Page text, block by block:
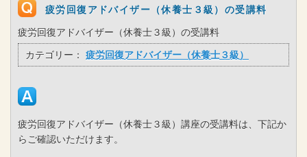
疲労回復アドバイザー（休養士３級）の受講料
疲労回復アドバイザー（休養士３級）の受講料
カテゴリー： 疲労回復アドバイザー（休養士３級）
疲労回復アドバイザー（休養士３級）講座の受講料は、下記か
らご確認いただけます。